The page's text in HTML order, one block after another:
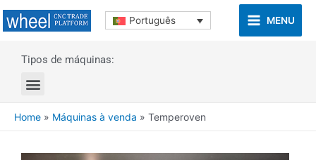
Português MENU
Tipos de máquinas:
Home » Máquinas à venda » Temperoven